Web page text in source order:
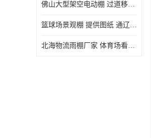
佛山大型架空电动棚 过道移动雨蓬 屋轨道悬空棚免费测量
篮球场景观棚 提供图纸 通辽膜结构厂家
北海物流雨棚厂家 体育场看台雨棚 价格优惠